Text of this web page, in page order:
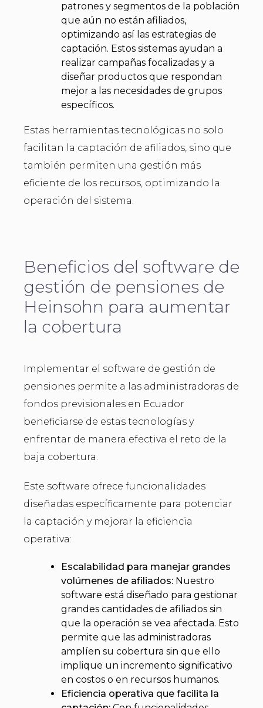
patrones y segmentos de la población
que aún no están afiliados,
optimizando así las estrategias de
captación. Estos sistemas ayudan a
realizar campañas focalizadas y a
diseñar productos que respondan
mejor a las necesidades de grupos
específicos.
Estas herramientas tecnológicas no solo
facilitan la captación de afiliados, sino que
también permiten una gestión más
eficiente de los recursos, optimizando la
operación del sistema.
Beneficios del software de
gestión de pensiones de
Heinsohn para aumentar
la cobertura
Implementar el software de gestión de
pensiones permite a las administradoras de
fondos previsionales en Ecuador
beneficiarse de estas tecnologías y
enfrentar de manera efectiva el reto de la
baja cobertura.
Este software ofrece funcionalidades
diseñadas específicamente para potenciar
la captación y mejorar la eficiencia
operativa:
Escalabilidad para manejar grandes
volúmenes de afiliados: Nuestro
software está diseñado para gestionar
grandes cantidades de afiliados sin
que la operación se vea afectada. Esto
permite que las administradoras
amplíen su cobertura sin que ello
implique un incremento significativo
en costos o en recursos humanos.
Eficiencia operativa que facilita la